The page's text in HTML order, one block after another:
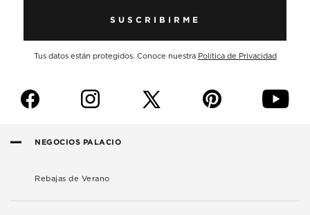
SUSCRIBIRME
Tus datos están protegidos. Conoce nuestra Política de Privacidad
f i p y
NEGOCIOS PALACIO
Rebajas de Verano